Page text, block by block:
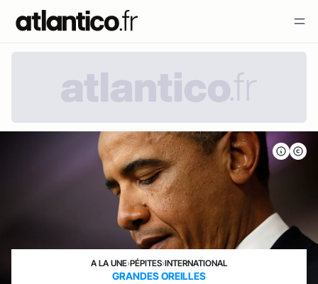
A LA UNE›PÉPITES›INTERNATIONAL
GRANDES OREILLES